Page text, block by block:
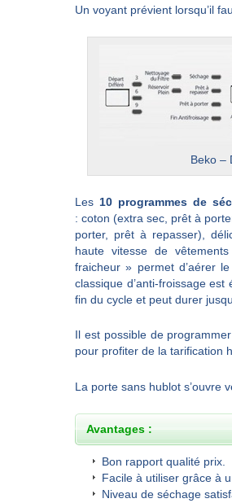
Un voyant prévient lorsqu’il
Beko –
Les 10 programmes de
: coton (extra sec, prêt à
porter, prêt à repasser),
haute vitesse de
fraicheur » permet d’aérer
classique d’anti-froissage
fin du cycle et peut durer
Il est possible de
pour profiter de la tarification
La porte sans hublot s’ouvre
Avantages :
Bon rapport qualité prix.
Facile à utiliser grâce à
Niveau de séchage